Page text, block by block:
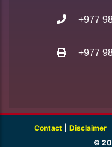
+977
+977
Contact
Disclaimer
©